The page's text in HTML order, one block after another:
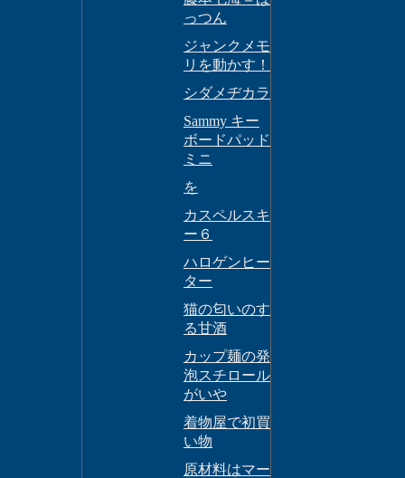
っつん
ジャンクメモ
リを動かす！
シダメヂカラ
Sammy キー
ボードパッド
ミニ
を
カスペルスキ
ー６
ハロゲンヒー
ター
猫の匂いのす
る甘酒
カップ麺の発
泡スチロール
がいや
着物屋で初買
い物
原材料はマー